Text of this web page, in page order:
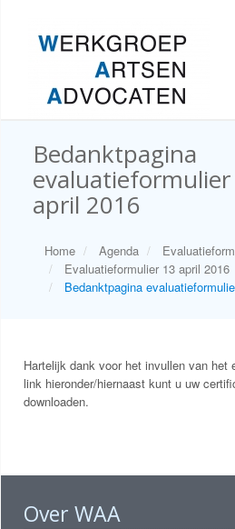
Bedanktpagina
april 2016
Home Agenda
Evaluatieformulier 13 april 2016
Bedanktpagina
Hartelijk dank voor het invullen van het
link hieronder/hiernaast kunt u uw
downloaden.
Over WAA